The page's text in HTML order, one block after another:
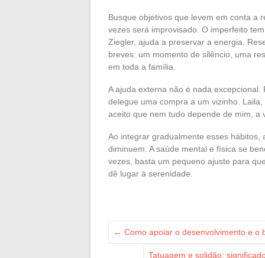
Busque objetivos que levem em conta a
vezes será improvisado. O imperfeito
Ziegler, ajuda a preservar a energia.
breves: um momento de silêncio, uma
em toda a família.
A ajuda externa não é nada
delegue uma compra a um vizinho.
aceito que nem tudo depende de mim, a
Ao integrar gradualmente esses
diminuem. A saúde mental e física se
vezes, basta um pequeno ajuste para
dê lugar à serenidade.
← Como apoiar o desenvolvimento e o
Tatuagem e solidão: